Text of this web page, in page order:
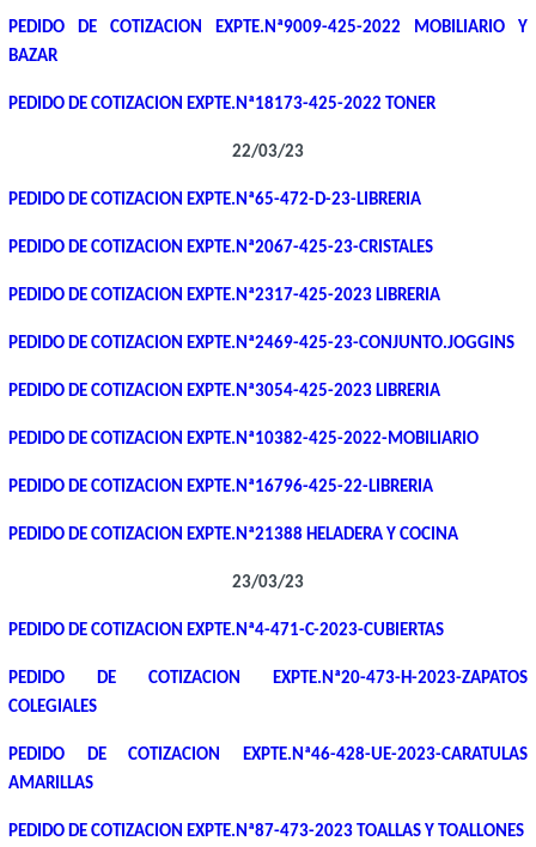
PEDIDO DE COTIZACION EXPTE.Nª9009-425-2022 MOBILIARIO Y
BAZAR
PEDIDO DE COTIZACION EXPTE.Nª18173-425-2022 TONER
22/03/23
PEDIDO DE COTIZACION EXPTE.Nª65-472-D-23-LIBRERIA
PEDIDO DE COTIZACION EXPTE.Nª2067-425-23-CRISTALES
PEDIDO DE COTIZACION EXPTE.Nª2317-425-2023 LIBRERIA
PEDIDO DE COTIZACION EXPTE.Nª2469-425-23-CONJUNTO.JOGGINS
PEDIDO DE COTIZACION EXPTE.Nª3054-425-2023 LIBRERIA
PEDIDO DE COTIZACION EXPTE.Nª10382-425-2022-MOBILIARIO
PEDIDO DE COTIZACION EXPTE.Nª16796-425-22-LIBRERIA
PEDIDO DE COTIZACION EXPTE.Nª21388 HELADERA Y COCINA
23/03/23
PEDIDO DE COTIZACION EXPTE.Nª4-471-C-2023-CUBIERTAS
PEDIDO DE COTIZACION EXPTE.Nª20-473-H-2023-ZAPATOS
COLEGIALES
PEDIDO DE COTIZACION EXPTE.Nª46-428-UE-2023-CARATULAS
AMARILLAS
PEDIDO DE COTIZACION EXPTE.Nª87-473-2023 TOALLAS Y TOALLONES